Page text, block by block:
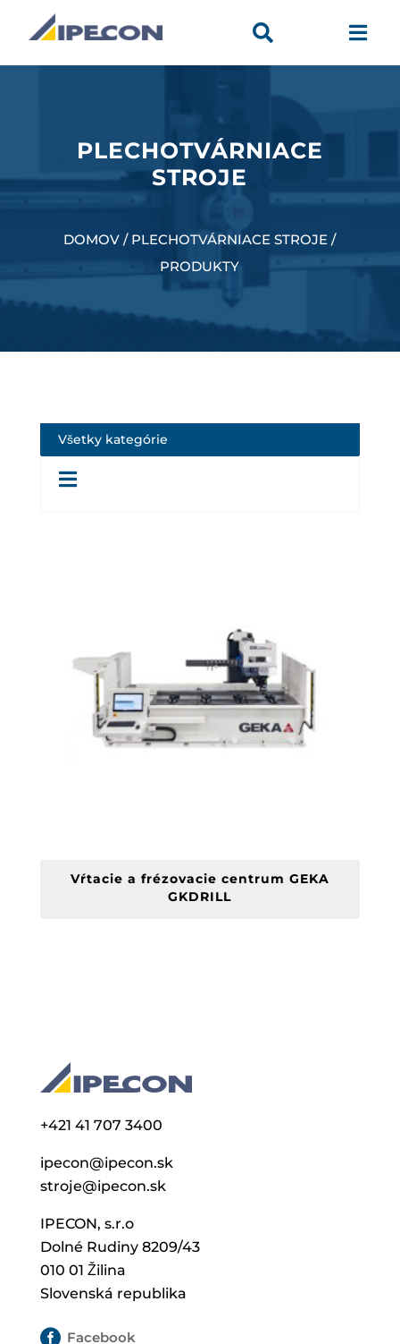
 
PLECHOTVÁRNIACE
STROJE
DOMOV / PLECHOTVÁRNIACE STROJE /
PRODUKTY
Všetky kategórie

Vŕtacie a frézovacie centrum GEKA
GKDRILL
+421 41 707 3400
ipecon@ipecon.sk
stroje@ipecon.sk
IPECON, s.r.o
Dolné Rudiny 8209/43
010 01 Žilina
Slovenská republika
 Facebook